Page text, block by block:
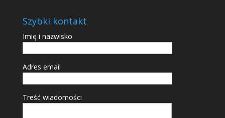
Szybki kontakt
Imię i nazwisko
Adres email
Treść wiadomości